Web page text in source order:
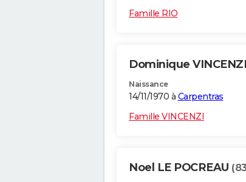
Famille RIO
Dominique VINCENZI
Naissance
14/11/1970 à Carpentras
Famille VINCENZI
Noel LE POCREAU